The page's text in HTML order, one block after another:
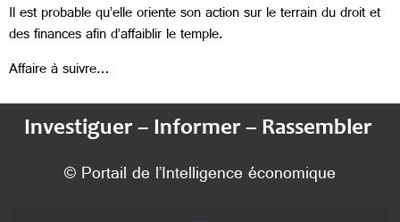
Il est probable qu’elle oriente son action sur le terrain du droit et
des finances afin d’affaiblir le temple.
Affaire à suivre…
Investiguer – Informer – Rassembler
© Portail de l’Intelligence économique